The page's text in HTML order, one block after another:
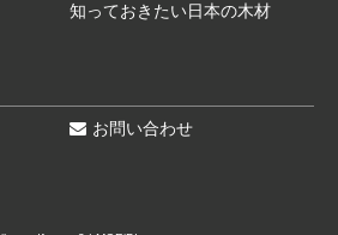
知っておきたい日本の木材
お問い合わせ